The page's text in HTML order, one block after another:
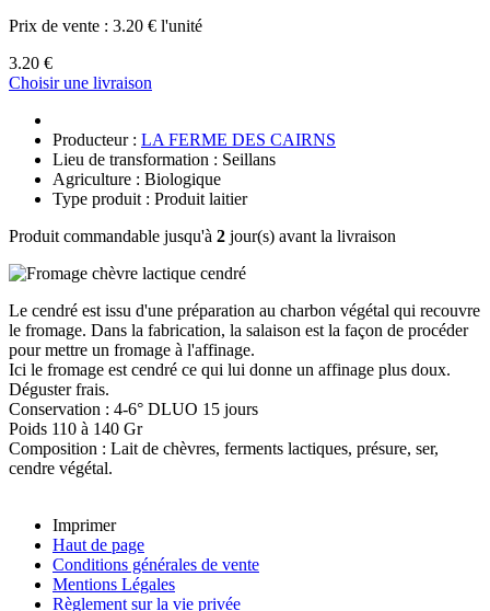
Prix de vente : 3.20 € l'unité
3.20 €
Choisir une livraison
Producteur : LA FERME DES CAIRNS
Lieu de transformation : Seillans
Agriculture : Biologique
Type produit : Produit laitier
Produit commandable jusqu'à 2 jour(s) avant la livraison
Le cendré est issu d'une préparation au charbon végétal qui recouvre
le fromage. Dans la fabrication, la salaison est la façon de procéder
pour mettre un fromage à l'affinage.
Ici le fromage est cendré ce qui lui donne un affinage plus doux.
Déguster frais.
Conservation : 4-6° DLUO 15 jours
Poids 110 à 140 Gr
Composition : Lait de chèvres, ferments lactiques, présure, ser,
cendre végétal.
Imprimer
Haut de page
Conditions générales de vente
Mentions Légales
Règlement sur la vie privée